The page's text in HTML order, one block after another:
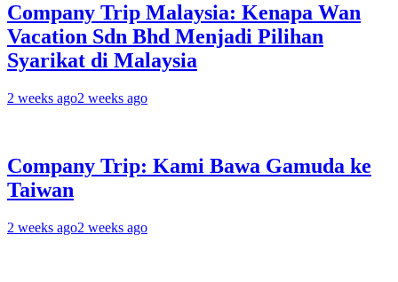
Company Trip Malaysia: Kenapa Wan
Vacation Sdn Bhd Menjadi Pilihan
Syarikat di Malaysia
2 weeks ago2 weeks ago
Company Trip: Kami Bawa Gamuda ke
Taiwan
2 weeks ago2 weeks ago